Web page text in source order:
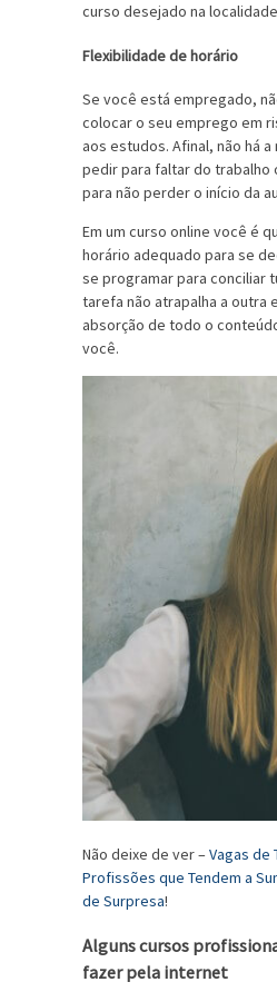
curso desejado na
Flexibilidade de horário
Se você está empregado,
colocar o seu emprego em
aos estudos. Afinal, não há
pedir para faltar do trabalho
para não perder o início da
Em um curso online você é
horário adequado para se
se programar para conciliar
tarefa não atrapalha a outra
absorção de todo o
você.
Não deixe de ver –Vagas de
Profissões que Tendem a
de Surpresa!
Alguns cursos
fazer pela internet